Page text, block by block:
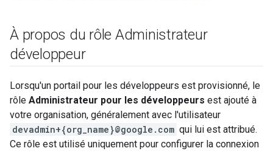
À propos du rôle Administrateur
développeur
Lorsqu'un portail pour les développeurs est provisionné, le
rôle Administrateur pour les développeurs est ajouté à
votre organisation, généralement avec l'utilisateur
devadmin+{org_name}@google.com qui lui est attribué.
Ce rôle est utilisé uniquement pour configurer la connexion